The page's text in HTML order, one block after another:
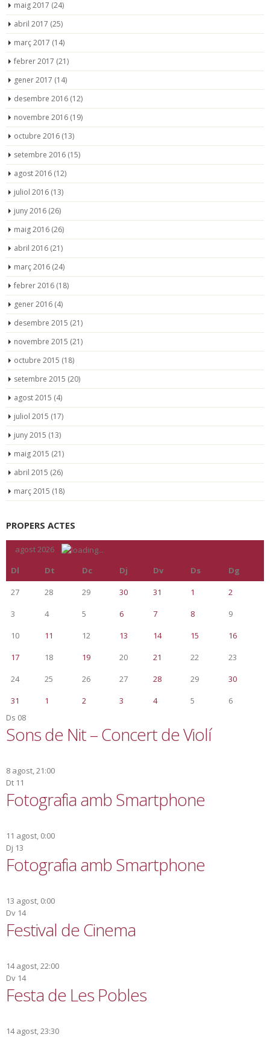
maig 2017 (24)
abril 2017 (25)
març 2017 (14)
febrer 2017 (21)
gener 2017 (14)
desembre 2016 (12)
novembre 2016 (19)
octubre 2016 (13)
setembre 2016 (15)
agost 2016 (12)
juliol 2016 (13)
juny 2016 (26)
maig 2016 (26)
abril 2016 (21)
març 2016 (24)
febrer 2016 (18)
gener 2016 (4)
desembre 2015 (21)
novembre 2015 (21)
octubre 2015 (18)
setembre 2015 (20)
agost 2015 (4)
juliol 2015 (17)
juny 2015 (13)
maig 2015 (21)
abril 2015 (26)
març 2015 (18)
PROPERS ACTES
agost 2026
Dl
Dt Dc Dj Dv Ds
Dg
27
28 29 30 31 1
2
3
4 5 6 7 8
9
10
11 12 13 14 15
16
17
18 19 20 21 22
23
24
25 26 27 28 29
30
31
1 2 3 4 5
6
Ds 08
Sons de Nit – Concert de Violí
8 agost, 21:00
Dt 11
Fotografia amb Smartphone
11 agost, 0:00
Dj 13
Fotografia amb Smartphone
13 agost, 0:00
Dv 14
Festival de Cinema
14 agost, 22:00
Dv 14
Festa de Les Pobles
14 agost, 23:30